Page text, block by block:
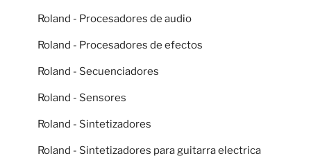
Roland - Procesadores de audio
Roland - Procesadores de efectos
Roland - Secuenciadores
Roland - Sensores
Roland - Sintetizadores
Roland - Sintetizadores para guitarra electrica